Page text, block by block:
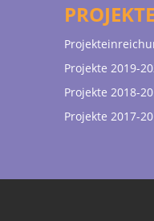
PROJEKTE
Projekte 2019-
Projekte 2018-
Projekte 2017-